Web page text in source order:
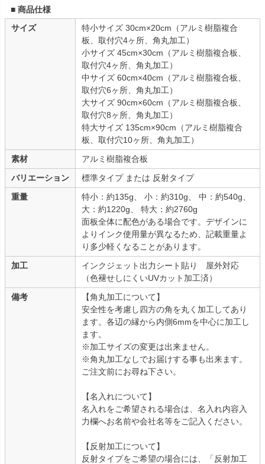
■ 商品仕様
サイズ
特小サイズ 30cm×20cm（アルミ樹脂複合
板、取付穴4ヶ所、角丸加工）
小サイズ 45cm×30cm（アルミ樹脂複合板、
取付穴4ヶ所、角丸加工）
中サイズ 60cm×40cm（アルミ樹脂複合板、
取付穴6ヶ所、角丸加工）
大サイズ 90cm×60cm（アルミ樹脂複合板、
取付穴8ヶ所、角丸加工）
特大サイズ 135cm×90cm（アルミ樹脂複合
板、取付穴10ヶ所、角丸加工）
素材
アルミ樹脂複合板
バリエーション
標準タイプ または 反射タイプ
重量
特小：約135g、 小：約310g、 中：約540g、
大：約1220g、 特大：約2760g
面板全体に配色がある場合です。デザインに
よりインク使用量が異なるため、記載重量よ
り多少軽くなることがあります。
加工
インクジェット出力シート貼り 屋外対応
（色褪せしにくいUVカット加工済）
備考
【角丸加工について】
安全性を考慮し四方の角を丸く加工してあり
ます。各辺の縁から内側6mmを中心に加工し
ます。
※加工サイズの変更は出来ません。
※角丸加工なしでお届けする事も出来ます。
ご注文前にお尋ね下さい。
【名入れについて】
名入れをご希望される場合は、名入れ内容入
力欄へお名前や会社名等をご記入ください。
【反射加工について】
反射タイプをご希望の場合には、「反射加工